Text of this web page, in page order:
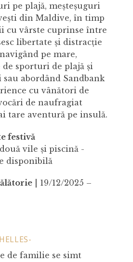
pe plajă, meșteșuguri
din Maldive, în timp
cu vârste cuprinse între
libertate și distracție
pe mare,
sporturi de plajă și
abordând Sandbank
cu vânători de
de naufragiat
tare aventură pe insulă.
festivă
vile și piscină -
disponibilă
| 19/12/2025 –
de familie se simt